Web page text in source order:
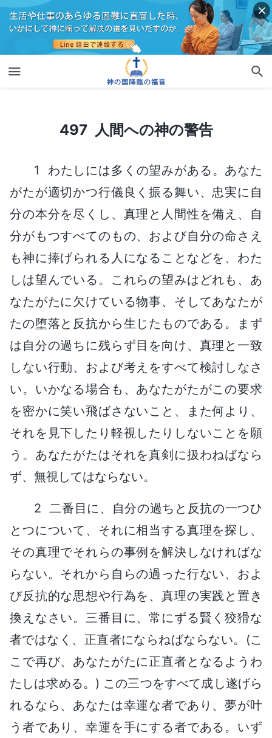
497 人間への神の警告
1 わたしには多くの望みがある。あなた
がたが適切かつ行儀良く振る舞い、忠実に自
分の本分を尽くし、真理と人間性を備え、自
分がもつすべてのもの、および自分の命さえ
も神に捧げられる人になることなどを、わた
しは望んでいる。これらの望みはどれも、あ
なたがたに欠けている物事、そしてあなたが
たの堕落と反抗から生じたものである。まず
は自分の過ちに残らず目を向け、真理と一致
しない行動、および考えをすべて検討しなさ
い。いかなる場合も、あなたがたがこの要求
を密かに笑い飛ばさないこと、また何より、
それを見下したり軽視したりしないことを願
う。あなたがたはそれを真剣に扱わねばなら
ず、無視してはならない。
2 二番目に、自分の過ちと反抗の一つひ
とつについて、それに相当する真理を探し、
その真理でそれらの事例を解決しなければな
らない。それから自らの過った行ない、およ
び反抗的な思想や行為を、真理の実践と置き
換えなさい。三番目に、常にずる賢く狡猾な
者ではなく、正直者にならねばならない。(こ
こで再び、あなたがたに正直者となるようわ
たしは求める。) この三つをすべて成し遂げら
れるなら、あなたは幸運な者であり、夢が叶
う者であり、幸運を手にする者である。いず